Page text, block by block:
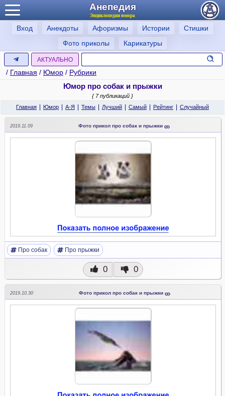
Анепедия
Энциклопедия юмора
Вход Анекдоты Афоризмы Истории
Стишки
Фото приколы
Карикатуры
АКТУАЛЬНО
/ Главная / Юмор / Рубрики
Юмор про собак и прыжки
{ 7 публикаций }
Главная
Юмор А-Я Темы Лучший Самый Рейтинг Случайный
2019.11.09 Фото прикол про собак и прыжки
Про собак Про прыжки
0 0
2019.10.30 Фото прикол про собак и прыжки